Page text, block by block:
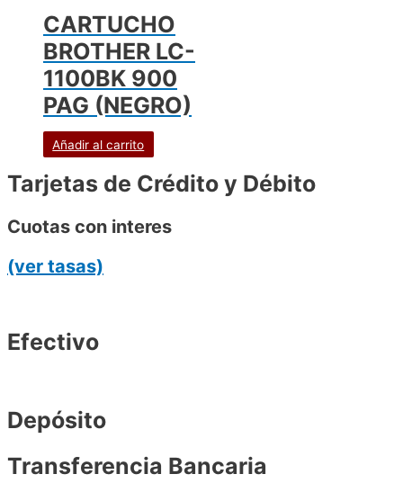
CARTUCHO
BROTHER LC-
1100BK 900
PAG (NEGRO)
Añadir al carrito
Tarjetas de Crédito y Débito
Cuotas con interes
(ver tasas)
Efectivo
Depósito
Transferencia Bancaria